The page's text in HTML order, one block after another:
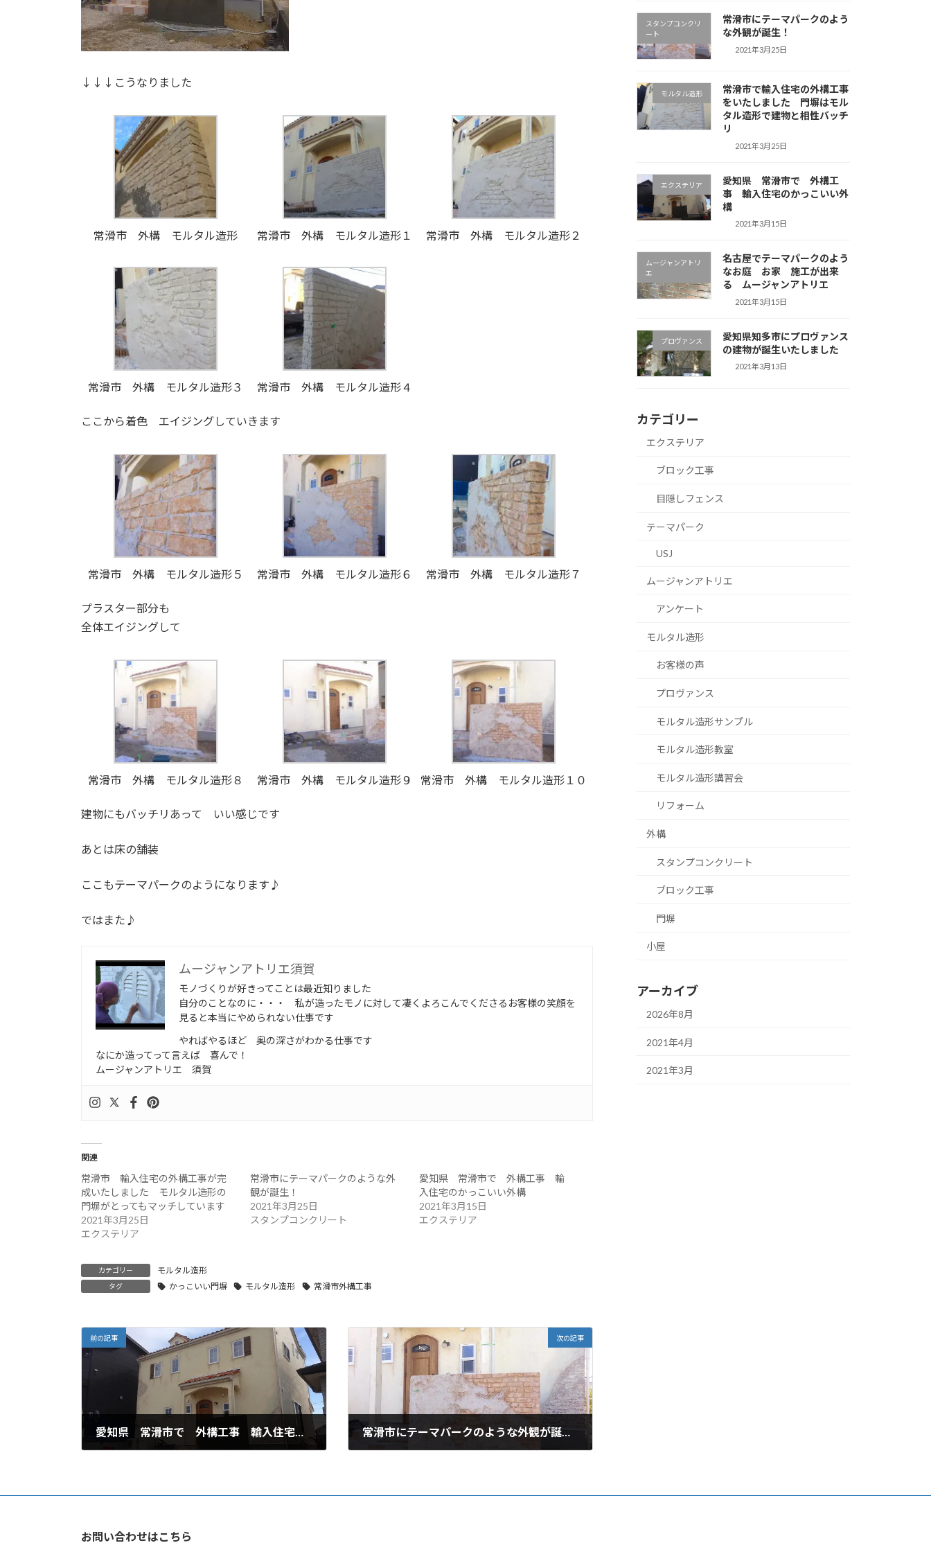
↓↓↓こうなりました
常滑市 外構 モルタル造形 常滑市 外構 モルタル造形１ 常滑市 外構 モルタル造形２
常滑市 外構 モルタル造形３ 常滑市 外構 モルタル造形４
ここから着色 エイジングしていきます
常滑市 外構 モルタル造形５ 常滑市 外構 モルタル造形６ 常滑市 外構 モルタル造形７
プラスター部分も
全体エイジングして
常滑市 外構 モルタル造形８ 常滑市 外構 モルタル造形９ 常滑市 外構 モルタル造形１０
建物にもバッチリあって いい感じです
あとは床の舗装
ここもテーマパークのようになります♪
ではまた♪
ムージャンアトリエ須賀
モノづくりが好きってことは最近知りました
自分のことなのに・・・ 私が造ったモノに対して凄くよろこんでくださるお客様の笑顔を
見ると本当にやめられない仕事です
やればやるほど 奥の深さがわかる仕事です
なにか造ってって言えば 喜んで！
ムージャンアトリエ 須賀
関連
常滑市 輸入住宅の外構工事が完
成いたしました モルタル造形の
門塀がとってもマッチしています
2021年3月25日
エクステリア
常滑市にテーマパークのような外
観が誕生！
2021年3月25日
スタンプコンクリート
愛知県 常滑市で 外構工事 輸
入住宅のかっこいい外構
2021年3月15日
エクステリア
カテゴリー モルタル造形
タグ かっこいい門塀 モルタル造形 常滑市外構工事
前の記事
愛知県 常滑市で 外構工事 輸入住宅のかっこいい外構
次の記事
常滑市にテーマパークのような外観が誕生！
スタンプコンクリ
ート
常滑市にテーマパークのよう
な外観が誕生！
2021年3月25日
モルタル造形
常滑市で輸入住宅の外構工事
をいたしました 門塀はモル
タル造形で建物と相性バッチ
リ
2021年3月25日
エクステリア
愛知県 常滑市で 外構工
事 輸入住宅のかっこいい外
構
2021年3月15日
ムージャンアトリ
エ
名古屋でテーマパークのよう
なお庭 お家 施工が出来
る ムージャンアトリエ
2021年3月15日
プロヴァンス
愛知県知多市にプロヴァンス
の建物が誕生いたしました
2021年3月13日
カテゴリー
エクステリア
ブロック工事
目隠しフェンス
テーマパーク
USJ
ムージャンアトリエ
アンケート
モルタル造形
お客様の声
プロヴァンス
モルタル造形サンプル
モルタル造形教室
モルタル造形講習会
リフォーム
外構
スタンプコンクリート
ブロック工事
門塀
小屋
アーカイブ
2026年8月
2021年4月
2021年3月
お問い合わせはこちら